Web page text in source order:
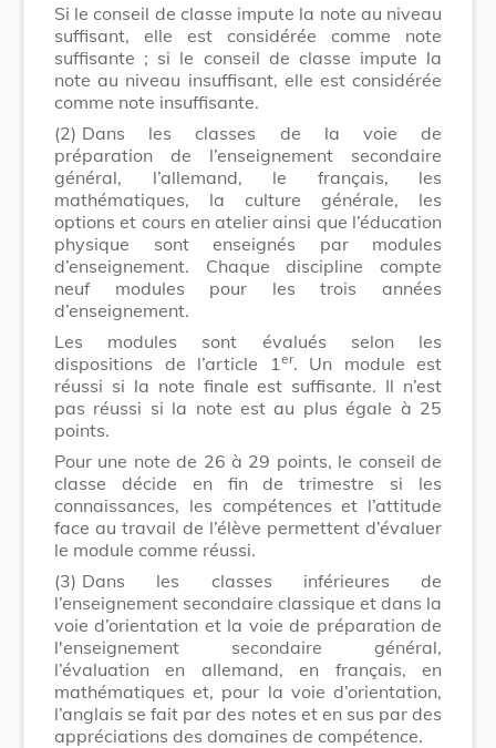
Si le conseil de classe impute la note au niveau
suffisant, elle est considérée comme note
suffisante ; si le conseil de classe impute la
note au niveau insuffisant, elle est considérée
comme note insuffisante.
(2) Dans les classes de la voie de
préparation de l’enseignement secondaire
général, l’allemand, le français, les
mathématiques, la culture générale, les
options et cours en atelier ainsi que l’éducation
physique sont enseignés par modules
d’enseignement. Chaque discipline compte
neuf modules pour les trois années
d’enseignement.
Les modules sont évalués selon les
dispositions de l’article 1 er. Un module est
réussi si la note finale est suffisante. Il n’est
pas réussi si la note est au plus égale à 25
points.
Pour une note de 26 à 29 points, le conseil de
classe décide en fin de trimestre si les
connaissances, les compétences et l’attitude
face au travail de l’élève permettent d’évaluer
le module comme réussi.
(3) Dans les classes inférieures de
l’enseignement secondaire classique et dans la
voie d’orientation et la voie de préparation de
l'enseignement secondaire général,
l’évaluation en allemand, en français, en
mathématiques et, pour la voie d’orientation,
l’anglais se fait par des notes et en sus par des
appréciations des domaines de compétence.